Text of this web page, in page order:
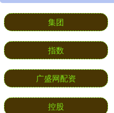
集团
指数
广盛网配资
控股